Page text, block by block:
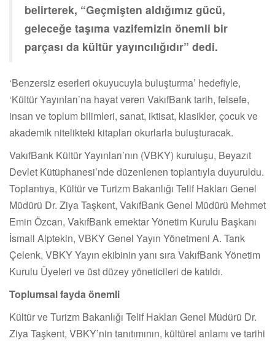
belirterek, “Geçmişten aldığımız gücü,
geleceğe taşıma vazifemizin önemli bir
parçası da kültür yayıncılığıdır” dedi.
‘Benzersiz eserleri okuyucuyla buluşturma’ hedefiyle,
‘Kültür Yayınları’na hayat veren VakıfBank tarih, felsefe,
insan ve toplum bilimleri, sanat, iktisat, klasikler, çocuk ve
akademik nitelikteki kitapları okurlarla buluşturacak.
VakıfBank Kültür Yayınları’nın (VBKY) kuruluşu, Beyazıt
Devlet Kütüphanesi’nde düzenlenen toplantıyla duyuruldu.
Toplantıya, Kültür ve Turizm Bakanlığı Telif Hakları Genel
Müdürü Dr. Ziya Taşkent, VakıfBank Genel Müdürü Mehmet
Emin Özcan, VakıfBank emektar Yönetim Kurulu Başkanı
İsmail Alptekin, VBKY Genel Yayın Yönetmeni A. Tarık
Çelenk, VBKY Yayın ekibinin yanı sıra VakıfBank Yönetim
Kurulu Üyeleri ve üst düzey yöneticileri de katıldı.
Toplumsal fayda önemli
Kültür ve Turizm Bakanlığı Telif Hakları Genel Müdürü Dr.
Ziya Taşkent, VBKY’nin tanıtımının, kültürel anlamı ve tarihi